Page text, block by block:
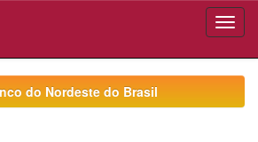
do Nordeste do Brasil